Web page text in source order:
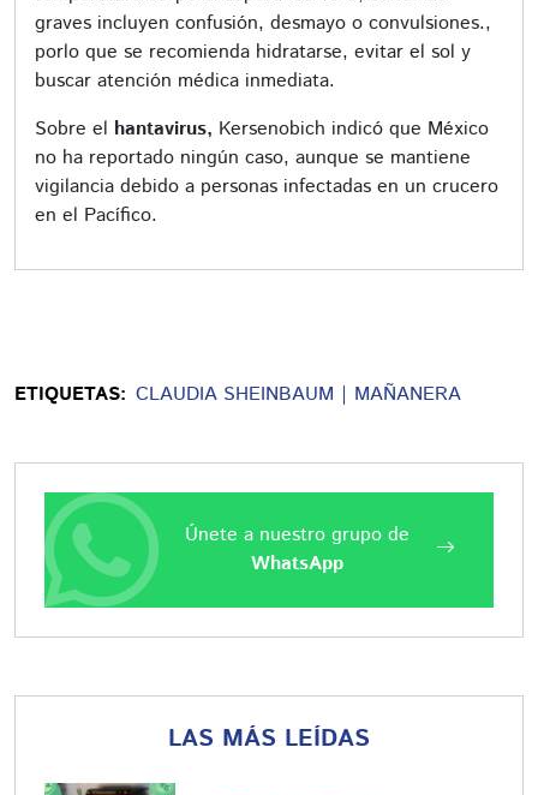
graves incluyen confusión, desmayo o convulsiones.,
porlo que se recomienda hidratarse, evitar el sol y
buscar atención médica inmediata.
Sobre el hantavirus, Kersenobich indicó que México
no ha reportado ningún caso, aunque se mantiene
vigilancia debido a personas infectadas en un crucero
en el Pacífico.
ETIQUETAS: CLAUDIA SHEINBAUM MAÑANERA
Únete a nuestro grupo de
WhatsApp
LAS MÁS LEÍDAS